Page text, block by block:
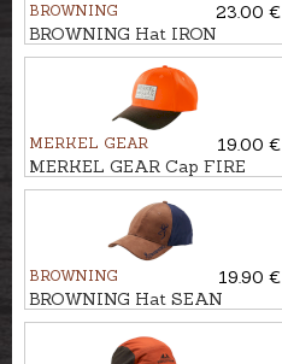
BROWNING
23.00 €
BROWNING Hat IRON
MERKEL GEAR
19.00 €
MERKEL GEAR Cap FIRE
BLAZE
BROWNING
19.90 €
BROWNING Hat SEAN